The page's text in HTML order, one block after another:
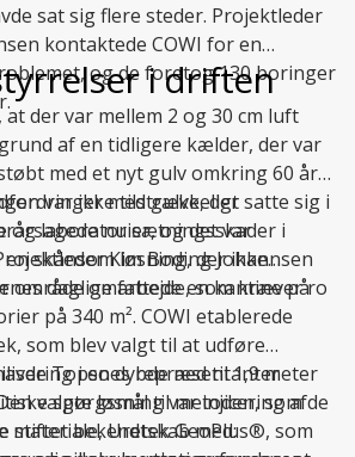
sat sig flere steder. Projektleder
kontaktede COWI for en
og de foretog 130 boringer
i driften
at der var mellem 2 og 30 cm luft
af en tidligere kælder, der var
med et nyt gulv omkring 60 år
var ikke tilstrækkeligt
nu sætningsskader i
Kim Boding Johannsen
med gulve, der satte sig i
og laboratorier, og det var
skånsom løsning, der ikke
daglige arbejde, som kræver ro
område omfattede en kantine på
på 340 m². COWI etablerede
som blev valgt til at udføre
i en dybde ned til 1,9 meter
valgte løsning var injicering af
materiale, Uretek GeoPlus®, som
Topsoes repræsentanter
spørgsmål til metoden, som de
stiftet bekendtskab med: